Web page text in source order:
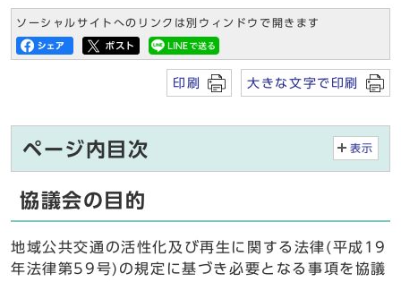
ソーシャルサイトへのリンクは別ウィンドウで開きます
印刷 大きな文字で印刷
ページ内目次 表示
協議会の目的
地域公共交通の活性化及び再生に関する法律(平成19
年法律第59号)の規定に基づき必要となる事項を協議